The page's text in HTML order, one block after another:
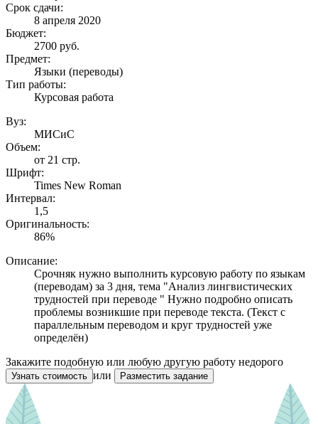
Срок сдачи:
8 апреля 2020
Бюджет:
2700 руб.
Предмет:
Языки (переводы)
Тип работы:
Курсовая работа
Вуз:
МИСиС
Объем:
от 21 стр.
Шрифт:
Times New Roman
Интервал:
1,5
Оригинальность:
86%
Описание:
Cрочняк нужно выполнить курсовую работу по языкам
(переводам) за 3 дня, тема "Анализ лингвистических
трудностей при переводе " Нужно подробно описать
проблемы возникшие при переводе текста. (Текст с
параллельным переводом и круг трудностей уже
определён)
Закажите подобную или любую другую работу недорого
Узнать стоимость или Разместить задание